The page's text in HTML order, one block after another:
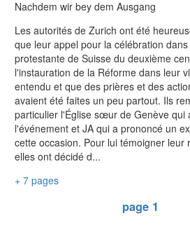
Nachdem wir bey dem Ausgang
Les autorités de Zurich ont été
que leur appel pour la célébration
protestante de Suisse du deuxième
l'instauration de la Réforme dans leur
entendu et que des prières et des
avaient été faites un peu partout. Ils
particulier l'Église sœur de Genève qui
l'événement et JA qui a prononcé un
cette occasion. Pour lui témoigner leur
elles ont décidé d...
+ 7 pages
page 1